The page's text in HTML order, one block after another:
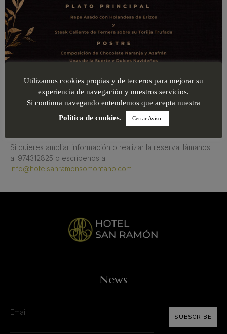
Si quieres ampliar información o realizar la reserva llámanos
al 974312825 o escríbenos a
info@hotelsanramonsomontano.com
News
SUBSCRIBE
Utilizamos cookies propias y de terceros para mejorar su
experiencia de navegación y nuestros servicios.
Si continua navegando entendemos que acepta nuestra
Política de cookies. Cerrar Aviso.